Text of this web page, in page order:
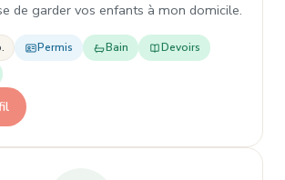
de garder vos enfants à mon domicile.
Permis Bain
Devoirs